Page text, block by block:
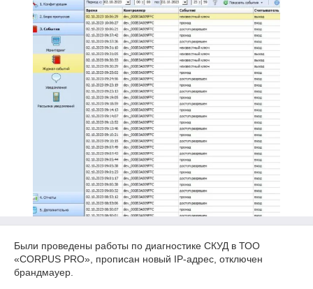
Были проведены работы по диагностике СКУД в ТОО
«CORPUS PRO», прописан новый IP-адрес, отключен
брандмауер.